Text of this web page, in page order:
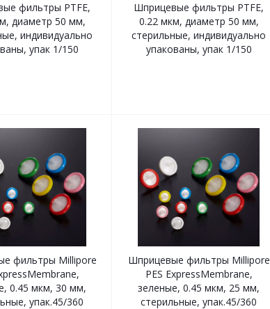
фильтры PTFE,
диаметр 50 мм,
индивидуально
упак 1/150
Шприцевые фильтры PTFE,
0.22 мкм, диаметр 50 мм,
стерильные, индивидуально
упакованы, упак 1/150
фильтры Millipore
0.45 мкм, 30 мм,
упак.45/360
Шприцевые фильтры Millipore
PES ExpressMembrane,
зеленые, 0.45 мкм, 25 мм,
стерильные, упак.45/360